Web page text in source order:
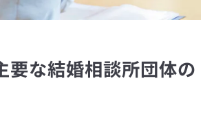
要な結婚相談所団体の